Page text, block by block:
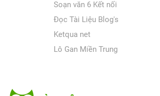
Soạn văn 6 Kết nối
Đọc Tài Liệu Blog's
Ketqua net
Lô Gan Miền Trung